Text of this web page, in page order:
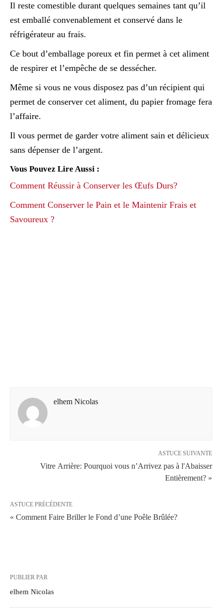
Il reste comestible durant quelques semaines tant qu’il
est emballé convenablement et conservé dans le
réfrigérateur au frais.
Ce bout d’emballage poreux et fin permet à cet aliment
de respirer et l’empêche de se dessécher.
Même si vous ne vous disposez pas d’un récipient qui
permet de conserver cet aliment, du papier fromage fera
l’affaire.
Il vous permet de garder votre aliment sain et délicieux
sans dépenser de l’argent.
Vous Pouvez Lire Aussi :
Comment Réussir à Conserver les Œufs Durs?
Comment Conserver le Pain et le Maintenir Frais et
Savoureux ?
elhem Nicolas
ASTUCE SUIVANTE
Vitre Arrière: Pourquoi vous n’Arrivez pas à l'Abaisser
Entièrement? »
ASTUCE PRÉCÉDENTE
« Comment Faire Briller le Fond d’une Poêle Brûlée?
PUBLIER PAR
elhem Nicolas